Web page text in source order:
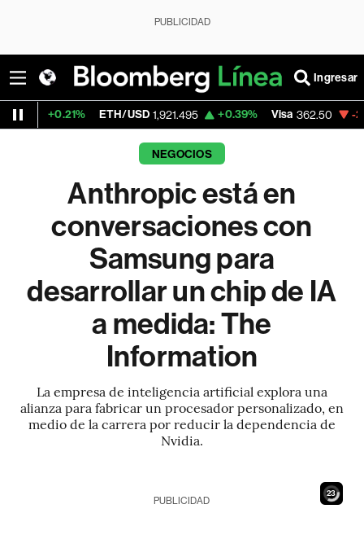
PUBLICIDAD
Ingresar
ETH/USD 1,921.495 +0.39% Visa 362.50 -2.15%
NEGOCIOS
Anthropic está en
conversaciones con
Samsung para
desarrollar un chip de IA
a medida: The
Information
La empresa de inteligencia artificial explora una
alianza para fabricar un procesador personalizado, en
medio de la carrera por reducir la dependencia de
Nvidia.
22
PUBLICIDAD